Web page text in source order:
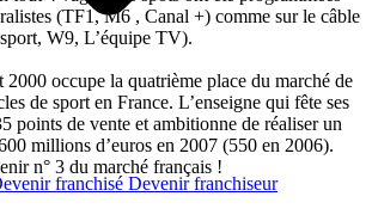
franchisé Devenir franchiseur
(TF1, M6 , Canal +) comme sur le câble
W9, L’équipe TV).
2000 occupe la quatrième place du marché de
de sport en France. L’enseigne qui fête ses
points de vente et ambitionne de réaliser un
millions d’euros en 2007 (550 en 2006).
n° 3 du marché français !